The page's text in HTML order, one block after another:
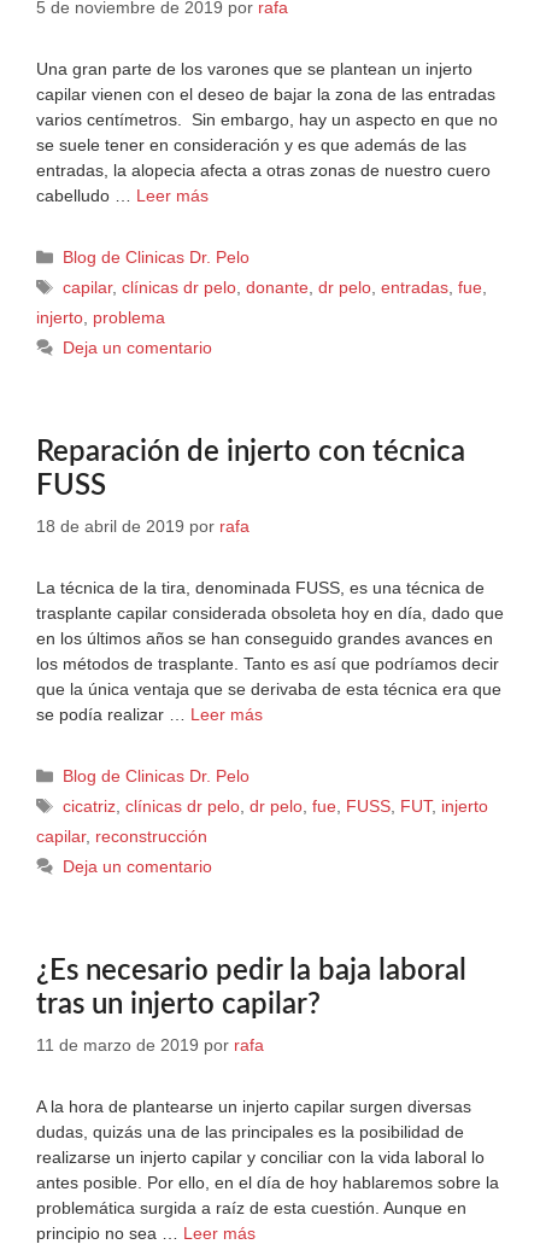
5 de noviembre de 2019 por rafa
Una gran parte de los varones que se plantean un injerto
capilar vienen con el deseo de bajar la zona de las entradas
varios centímetros. Sin embargo, hay un aspecto en que no
se suele tener en consideración y es que además de las
entradas, la alopecia afecta a otras zonas de nuestro cuero
cabelludo … Leer más
Blog de Clinicas Dr. Pelo
capilar,clínicas dr pelo,donante,dr pelo,entradas,fue,
injerto, problema
Deja un comentario
Reparación de injerto con técnica
FUSS
18 de abril de 2019 por rafa
La técnica de la tira, denominada FUSS, es una técnica de
trasplante capilar considerada obsoleta hoy en día, dado que
en los últimos años se han conseguido grandes avances en
los métodos de trasplante. Tanto es así que podríamos decir
que la única ventaja que se derivaba de esta técnica era que
se podía realizar … Leer más
Blog de Clinicas Dr. Pelo
cicatriz,clínicas dr pelo,dr pelo,fue, FUSS, FUT, injerto
capilar, reconstrucción
Deja un comentario
¿Es necesario pedir la baja laboral
tras un injerto capilar?
11 de marzo de 2019 por rafa
A la hora de plantearse un injerto capilar surgen diversas
dudas, quizás una de las principales es la posibilidad de
realizarse un injerto capilar y conciliar con la vida laboral lo
antes posible. Por ello, en el día de hoy hablaremos sobre la
problemática surgida a raíz de esta cuestión. Aunque en
principio no sea … Leer más